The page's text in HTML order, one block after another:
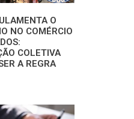
O
NO COMÉRCIO
COLETIVA
A REGRA